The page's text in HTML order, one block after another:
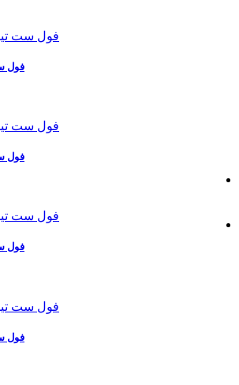
فول
فول
فول
فول